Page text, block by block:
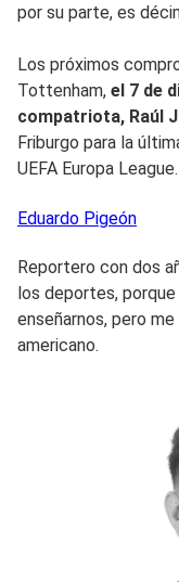
por su parte, es
Los próximos
Tottenham, el 7 de
compatriota, Raúl
Friburgo para la
UEFA Europa League.
Eduardo Pigeón
Reportero con dos
los deportes,
enseñarnos, pero
americano.